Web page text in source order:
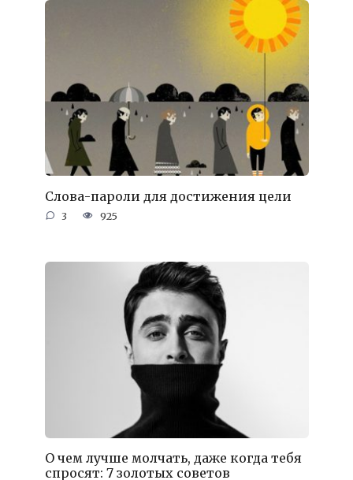
Слова-пароли для достижения цели
3 925
О чем лучше молчать, даже когда тебя
спросят: 7 золотых советов